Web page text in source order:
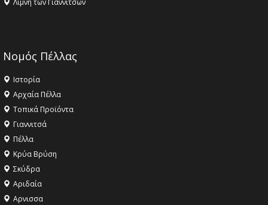
Λίμνη των Γιαννιτσών
Νομός Πέλλας
Ιστορία
Αρχαία Πέλλα
Τοπικά Προϊόντα
Γιαννιτσά
Πέλλα
Κρύα Βρύση
Σκύδρα
Αριδαία
Aρνισσα